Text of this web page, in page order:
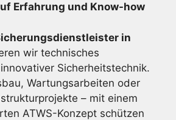
Erfahrung und Know-how
in
wir technisches
Sicherheitstechnik.
Wartungsarbeiten oder
– mit einem
ATWS-Konzept schützen